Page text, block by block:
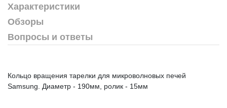
Характеристики
Обзоры
Вопросы и ответы
Кольцо вращения тарелки для микроволновых печей
Samsung. Диаметр - 190мм, ролик - 15мм